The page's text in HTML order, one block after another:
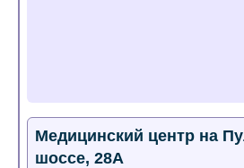
Медицинский центр на
шоссе, 28А